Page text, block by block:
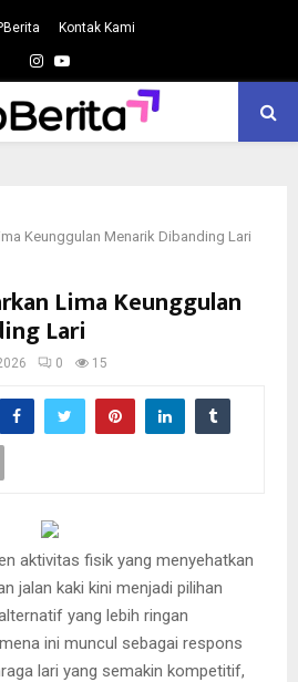
Kontak Kami
Instagram
Youtube
Keunggulan Menarik Dibanding Lari
Lima Keunggulan
Lari
0 15
aktivitas fisik yang menyehatkan
jalan kaki kini menjadi pilihan
yang lebih ringan
ini muncul sebagai respons
lari yang semakin kompetitif,